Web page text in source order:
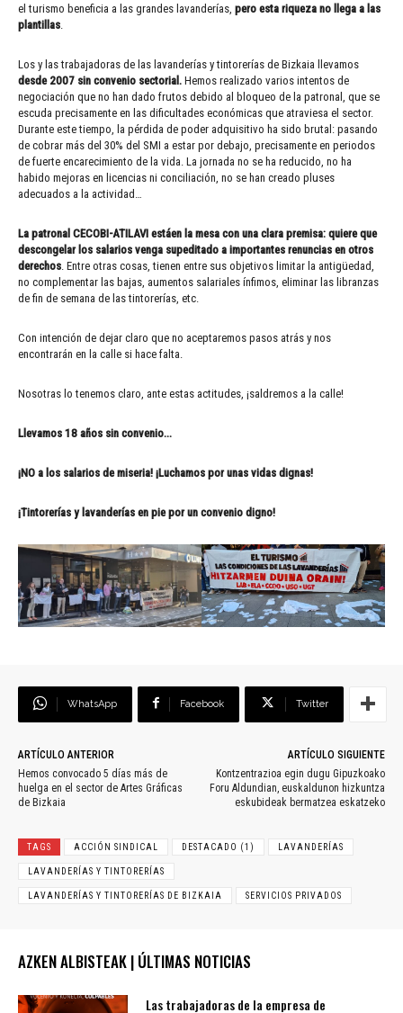
el turismo beneficia a las grandes lavanderías, pero esta riqueza no llega a las
plantillas
Los y las trabajadoras de las lavanderías y tintorerías de Bizkaia llevamos
desde 2007 sin convenio sectorial. Hemos realizado varios intentos de
negociación que no han dado frutos debido al bloqueo de la patronal, que se
escuda precisamente en las dificultades económicas que atraviesa el sector.
Durante este tiempo, la pérdida de poder adquisitivo ha sido brutal: pasando
de cobrar más del 30% del SMI a estar por debajo, precisamente en periodos
de fuerte encarecimiento de la vida. La jornada no se ha reducido, no ha
habido mejoras en licencias ni conciliación, no se han creado pluses
adecuados a la actividad…
La patronal CECOBI-ATILAVI estáen la mesa con una clara premisa: quiere que
descongelar los salarios venga supeditado a importantes renuncias en otros
derechos . Entre otras cosas, tienen entre sus objetivos limitar la antigüedad,
no complementar las bajas, aumentos salariales ínfimos, eliminar las libranzas
de fin de semana de las tintorerías, etc.
Con intención de dejar claro que no aceptaremos pasos atrás y nos
encontrarán en la calle si hace falta.
Nosotras lo tenemos claro, ante estas actitudes, ¡saldremos a la calle!
Llevamos 18 años sin convenio…
¡NO a los salarios de miseria! ¡Luchamos por unas vidas dignas!
¡Tintorerías y lavanderías en pie por un convenio digno!
WhatsApp Facebook Twitter
ARTÍCULO ANTERIOR
Hemos convocado 5 días más de
huelga en el sector de Artes Gráficas
de Bizkaia
ARTÍCULO SIGUIENTE
Kontzentrazioa egin dugu Gipuzkoako
Foru Aldundian, euskaldunon hizkuntza
eskubideak bermatzea eskatzeko
TAGS ACCIÓN SINDICAL DESTACADO (1) LAVANDERÍAS
LAVANDERÍAS Y TINTORERÍAS
LAVANDERÍAS Y TINTORERÍAS DE BIZKAIA SERVICIOS PRIVADOS
AZKEN ALBISTEAK | ÚLTIMAS NOTICIAS
Las trabajadoras de la empresa de